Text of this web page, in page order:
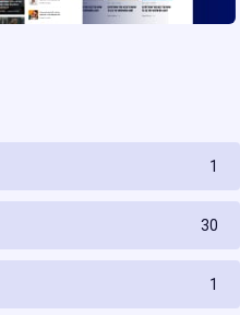
1
30
1